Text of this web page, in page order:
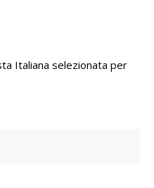
Italiana selezionata per